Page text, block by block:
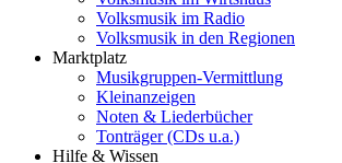
Volksmusik im Radio
Volksmusik in den Regionen
Marktplatz
Musikgruppen-Vermittlung
Kleinanzeigen
Noten & Liederbücher
Tonträger (CDs u.a.)
Hilfe & Wissen